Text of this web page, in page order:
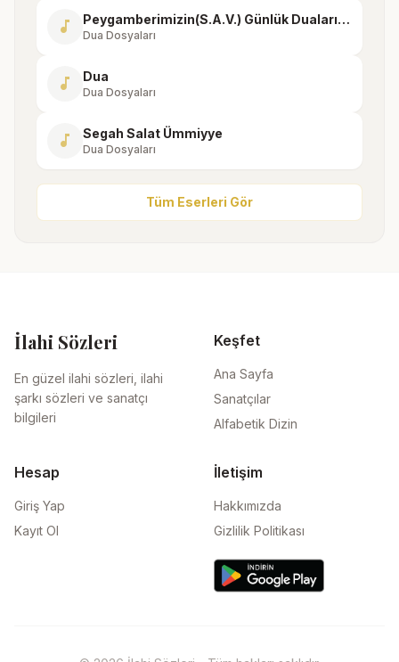
music_note Peygamberimizin(S.A.V.) Günlük Duaları-28
Dua Dosyaları
music_note Dua
Dua Dosyaları
music_note Segah Salat Ümmiyye
Dua Dosyaları
Tüm Eserleri Gör
İlahi Sözleri
En güzel ilahi sözleri, ilahi
şarkı sözleri ve sanatçı
bilgileri
Keşfet
Ana Sayfa
Sanatçılar
Alfabetik Dizin
Hesap
Giriş Yap
Kayıt Ol
İletişim
Hakkımızda
Gizlilik Politikası